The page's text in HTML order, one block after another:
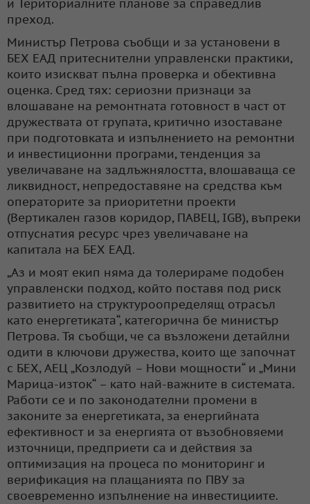
и Териториалните планове за справедлив
преход.
Министър Петрова съобщи и за установени в
БЕХ ЕАД притеснителни управленски практики,
които изискват пълна проверка и обективна
оценка. Сред тях: сериозни признаци за
влошаване на ремонтната готовност в част от
дружествата от групата, критично изоставане
при подготовката и изпълнението на ремонтни
и инвестиционни програми, тенденция за
увеличаване на задлъжнялостта, влошаваща се
ликвидност, непредоставяне на средства към
операторите за приоритетни проекти
(Вертикален газов коридор, ПАВЕЦ, IGB), въпреки
отпуснатия ресурс чрез увеличаване на
капитала на БЕХ ЕАД.
„Аз и моят екип няма да толерираме подобен
управленски подход, който поставя под риск
развитието на структуроопределящ отрасъл
като енергетиката“, категорична бе министър
Петрова. Тя съобщи, че са възложени детайлни
одити в ключови дружества, които ще започнат
с БЕХ, АЕЦ „Козлодуй – Нови мощности“ и „Мини
Марица-изток“ – като най-важните в системата.
Работи се и по законодателни промени в
законите за енергетиката, за енергийната
ефективност и за енергията от възобновяеми
източници, предприети са и действия за
оптимизация на процеса по мониторинг и
верификация на плащанията по ПВУ за
своевременно изпълнение на инвестициите.